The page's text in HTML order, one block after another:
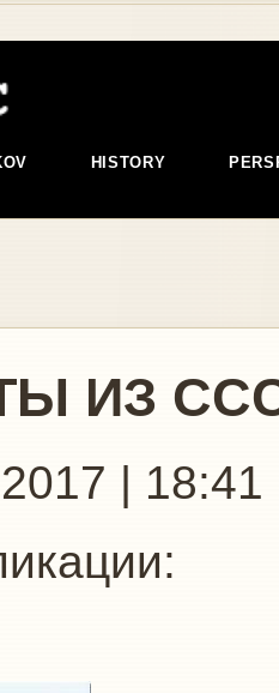
HISTORY
ИЗ
| 18:41